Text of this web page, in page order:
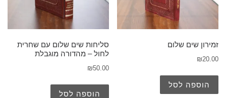
זמירון שים שלום
₪20.00
הוספה לסל
סליחות שים שלום עם שחרית
לחול – מהדורה מוגבלת
₪50.00
הוספה לסל